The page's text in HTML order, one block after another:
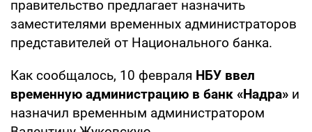
правительство предлагает назначить
заместителями временных администраторов
представителей от Национального банка.
Как сообщалось, 10 февраля НБУ ввел
временную администрацию в банк «Надра» и
назначил временным администратором